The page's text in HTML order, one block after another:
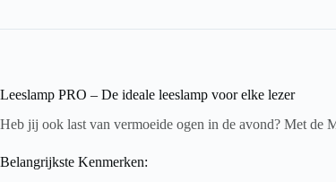
Leeslamp PRO – De ideale leeslamp voor elke lezer
Heb jij ook last van vermoeide ogen in de avond? Met de
Belangrijkste Kenmerken: